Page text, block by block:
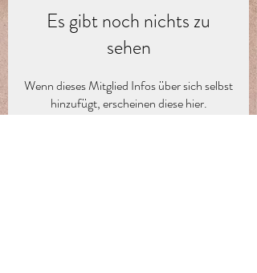
Es gibt noch nichts zu
sehen
Wenn dieses Mitglied Infos über sich selbst
hinzufügt, erscheinen diese hier.